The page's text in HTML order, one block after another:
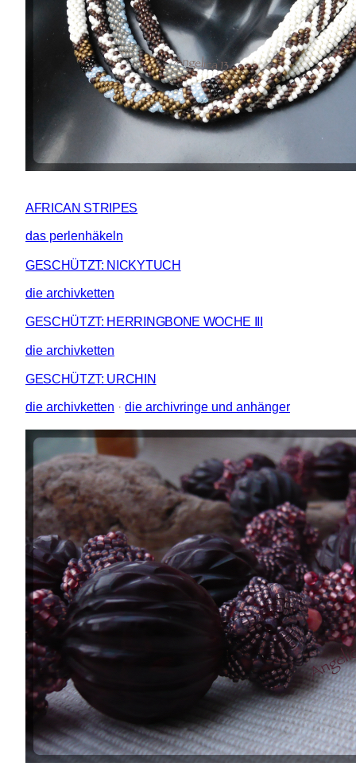
AFRICAN STRIPES
das perlenhäkeln
GESCHÜTZT: NICKYTUCH
die archivketten
GESCHÜTZT: HERRINGBONE WOCHE III
die archivketten
GESCHÜTZT: URCHIN
die archivketten · die archivringe und anhänger